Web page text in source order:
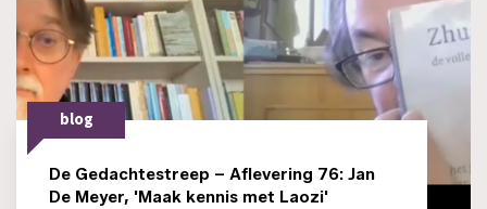
blog
De Gedachtestreep – Aflevering 76: Jan
De Meyer, 'Maak kennis met Laozi'